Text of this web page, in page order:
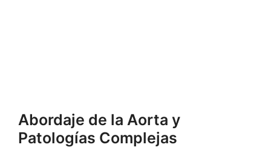
Abordaje de la Aorta y
Patologías Complejas